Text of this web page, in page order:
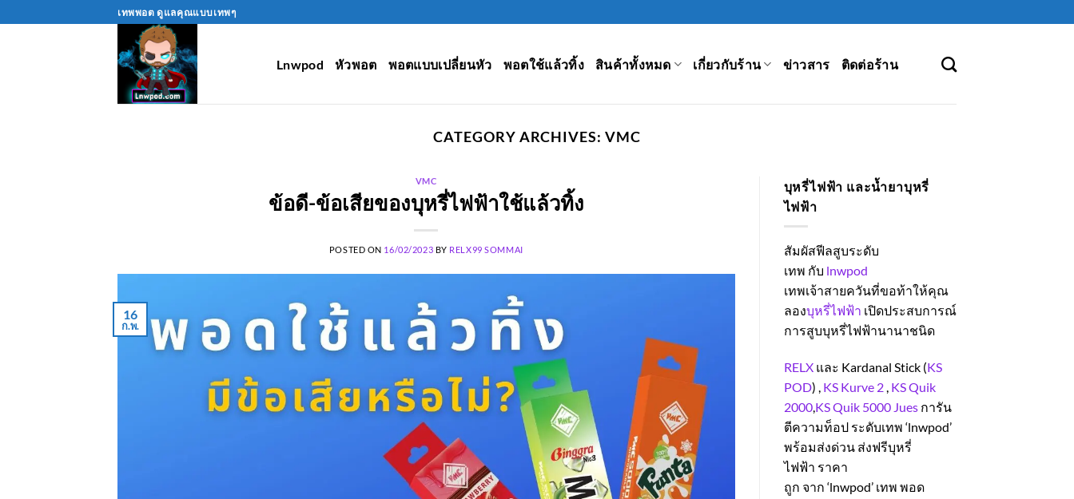
to
เทพพอต ดูแลคุณแบบเทพๆ
Lnwpod หัวพอต พอตแบบเปลี่ยนหัว พอตใช้แล้วทิ้ง สินค้าทั้งหมด เกี่ยวกับร้าน ข่าวสาร ติดต่อร้าน
CATEGORY ARCHIVES: VMC
VMC
ข้อดี-ข้อเสียของบุหรี่ไฟฟ้าใช้แล้วทิ้ง
POSTED ON 16/02/2023 BY RELX99 SOMMAI
16
ก.พ.
บุหรี่ไฟฟ้า และน้ำยาบุหรี่
ไฟฟ้า
สัมผัสฟีลสูบระดับ
เทพ กับ lnwpod
เทพเจ้าสายควันที่ขอท้าให้คุณ
ลองบุหรี่ไฟฟ้า เปิดประสบการณ์
การสูบบุหรี่ไฟฟ้านานาชนิด
RELX และ Kardanal Stick (KS
POD) , KS Kurve 2, KS Quik
2000, KS Quik 5000 Jues การัน
ตีความท็อป ระดับเทพ ‘lnwpod’
พร้อมส่งด่วน ส่งฟรีบุหรี่
ไฟฟ้า ราคา
ถูก จาก ‘lnwpod’ เทพ พอด